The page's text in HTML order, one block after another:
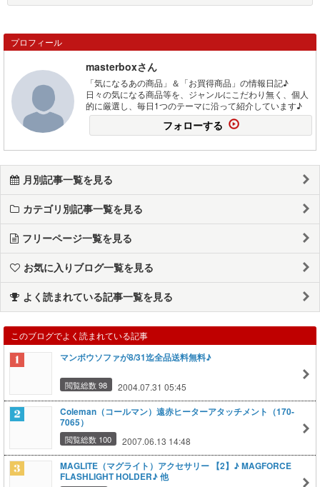
プロフィール
masterboxさん
「気になるあの商品」＆「お買得商品」の情報日記♪
日々の気になる商品等を、ジャンルにこだわり無く、個人
的に厳選し、毎日1つのテーマに沿って紹介しています♪
フォローする
月別記事一覧を見る
カテゴリ別記事一覧を見る
フリーページ一覧を見る
お気に入りブログ一覧を見る
よく読まれている記事一覧を見る
このブログでよく読まれている記事
マンボウソファが8/31迄全品送料無料♪
閲覧総数 98 2004.07.31 05:45
Coleman（コールマン）遠赤ヒーターアタッチメント（170-
7065）
閲覧総数 100 2007.06.13 14:48
MAGLITE（マグライト）アクセサリー 【2】♪ MAGFORCE
FLASHLIGHT HOLDER♪ 他